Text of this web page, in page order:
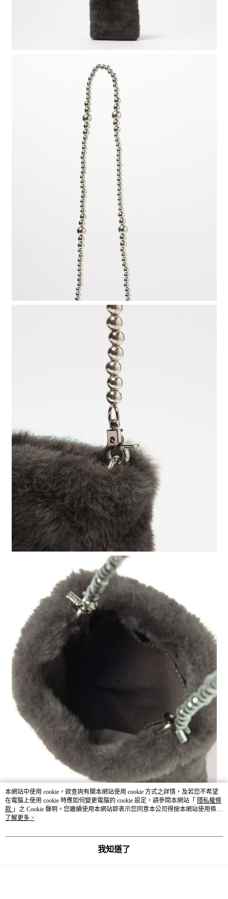
本網站中使用 cookie，欲查詢有關本網站使用 cookie 方式之詳情，及若您不希望
在電腦上使用 cookie 時應如何變更電腦的 cookie 設定，請參閱本網站「 隱私權條
款 」之 Cookie 聲明。您繼續使用本網站即表示您同意本公司得按本網站使用條款
之 Cookie 聲明使用 cookie。
了解更多 >
我知道了